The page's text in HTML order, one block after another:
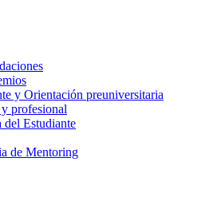
y Orientación preuniversitaria
profesional
del Estudiante
de Mentoring